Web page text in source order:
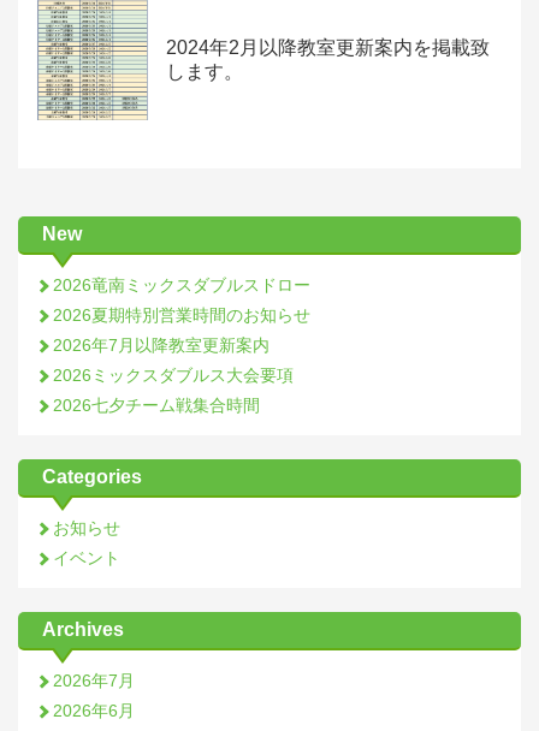
2024年2月以降教室更新案内を掲載致
します。
New
2026竜南ミックスダブルスドロー
2026夏期特別営業時間のお知らせ
2026年7月以降教室更新案内
2026ミックスダブルス大会要項
2026七夕チーム戦集合時間
Categories
お知らせ
イベント
Archives
2026年7月
2026年6月